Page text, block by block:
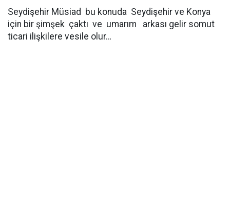
Seydişehir Müsiad bu konuda Seydişehir ve Konya
için bir şimşek çaktı ve umarım arkası gelir somut
ticari ilişkilere vesile olur…